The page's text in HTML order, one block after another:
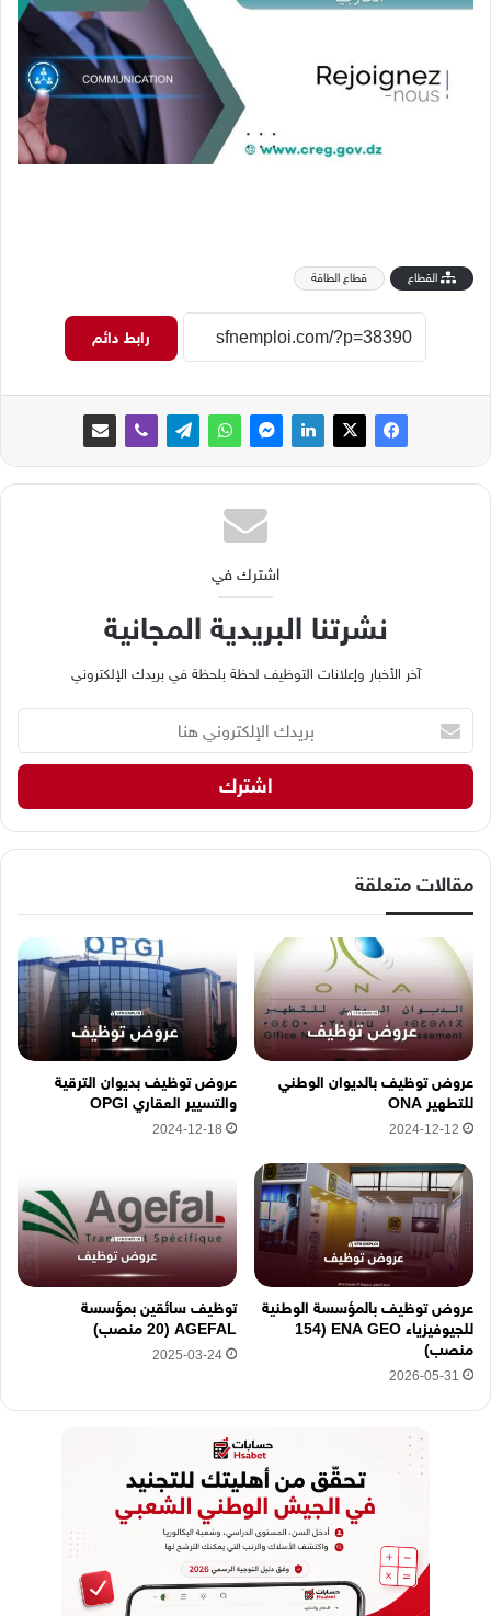
القطاع قطاع الطاقة
رابط دائم
اشترك في
نشرتنا البريدية المجانية
آخر الأخبار وإعلانات التوظيف لحظة بلحظة في بريدك الإلكتروني
ي
ك
ا
إ
ر
و
ن
ي
ه
ن
ا
مقالات متعلقة
عروض توظيف بالديوان الوطني
للتطهير ONA
2024-12-12
عروض توظيف بديوان الترقية
والتسيير العقاري OPGI
2024-12-18
عروض توظيف بالمؤسسة الوطنية
للجيوفيزياء ENA GEO (154
منصب)
2026-05-31
توظيف سائقين بمؤسسة
AGEFAL (20 منصب)
2025-03-24